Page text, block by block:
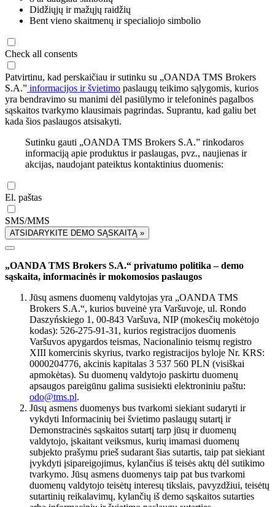
Didžiųjų ir mažųjų raidžių
Bent vieno skaitmenų ir specialiojo simbolio
Check all consents
Patvirtinu, kad perskaičiau ir sutinku su „OANDA TMS Brokers
S.A.” informacijos ir švietimo paslaugų teikimo sąlygomis, kurios
yra bendravimo su manimi dėl pasiūlymo ir telefoninės pagalbos
sąskaitos tvarkymo klausimais pagrindas. Suprantu, kad galiu bet
kada šios paslaugos atsisakyti.
Sutinku gauti „OANDA TMS Brokers S.A.” rinkodaros
informaciją apie produktus ir paslaugas, pvz., naujienas ir
akcijas, naudojant pateiktus kontaktinius duomenis:
El. paštas
SMS/MMS
ATSIDARYKITE DEMO SĄSKAITĄ »
„OANDA TMS Brokers S.A.“ privatumo politika – demo
sąskaita, informacinės ir mokomosios paslaugos
Jūsų asmens duomenų valdytojas yra „OANDA TMS
Brokers S.A.“, kurios buveinė yra Varšuvoje, ul. Rondo
Daszyńskiego 1, 00-843 Varšuva, NIP (mokesčių mokėtojo
kodas): 526-275-91-31, kurios registracijos duomenis
Varšuvos apygardos teismas, Nacionalinio teismų registro
XIII komercinis skyrius, tvarko registracijos byloje Nr. KRS:
0000204776, akcinis kapitalas 3 537 560 PLN (visiškai
apmokėtas). Su duomenų valdytojo paskirtu duomenų
apsaugos pareigūnu galima susisiekti elektroniniu paštu:
odo@tms.pl.
Jūsų asmens duomenys bus tvarkomi siekiant sudaryti ir
vykdyti Informacinių bei švietimo paslaugų sutartį ir
Demonstracinės sąskaitos sutartį tarp jūsų ir duomenų
valdytojo, įskaitant veiksmus, kurių imamasi duomenų
subjekto prašymu prieš sudarant šias sutartis, taip pat siekiant
įvykdyti įsipareigojimus, kylančius iš teisės aktų dėl sutikimo
tvarkymo. Jūsų asmens duomenys taip pat bus tvarkomi
duomenų valdytojo teisėtų interesų tikslais, pavyzdžiui, teisėtų
sutartinių reikalavimų, kylančių iš demo sąskaitos sutarties